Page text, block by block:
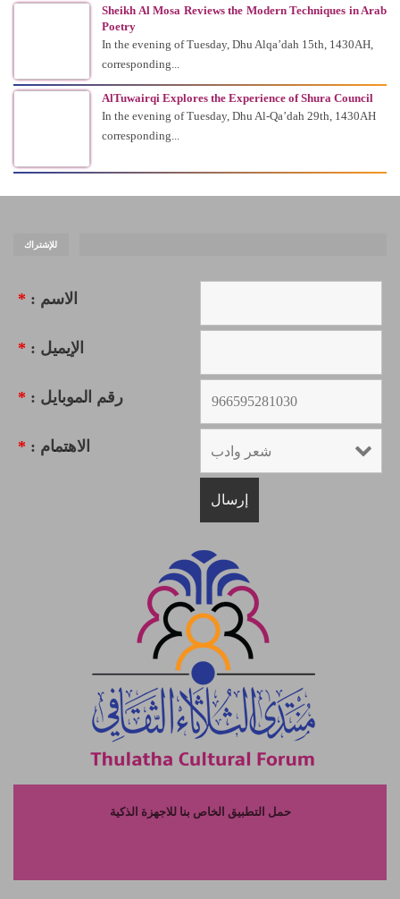
Sheikh Al Mosa Reviews the Modern Techniques in Arab
Poetry
In the evening of Tuesday, Dhu Alqa’dah 15th, 1430AH,
corresponding...
AlTuwairqi Explores the Experience of Shura Council
In the evening of Tuesday, Dhu Al-Qa’dah 29th, 1430AH
corresponding...
للإشتراك
الاسم : *
الإيميل : *
رقم الموبايل : *
الاهتمام : *
حمل التطبيق الخاص بنا للاجهزة الذكية